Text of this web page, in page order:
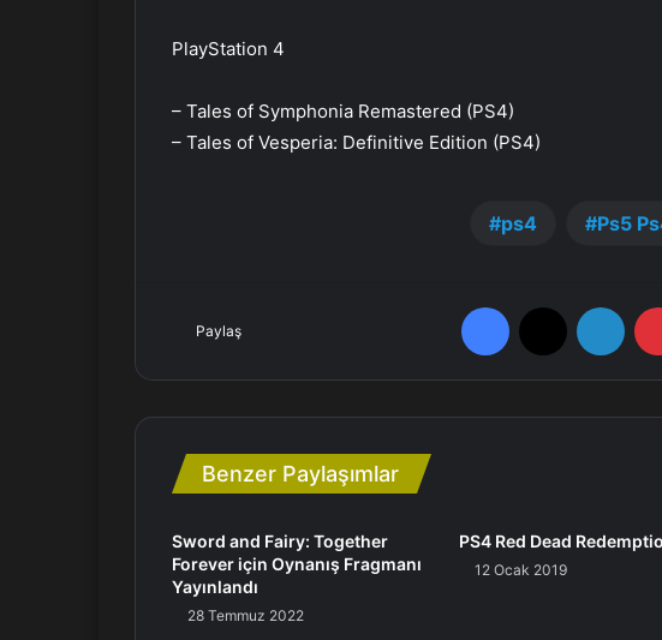
PlayStation 4
– Tales of Symphonia Remastered (PS4)
– Tales of Vesperia: Definitive Edition (PS4)
ps4 Ps5
Paylaş
Benzer Paylaşımlar
Sword and Fairy: Together
Forever için Oynanış Fragmanı
Yayınlandı
28 Temmuz 2022
PS4 Red Dead
12 Ocak 2019